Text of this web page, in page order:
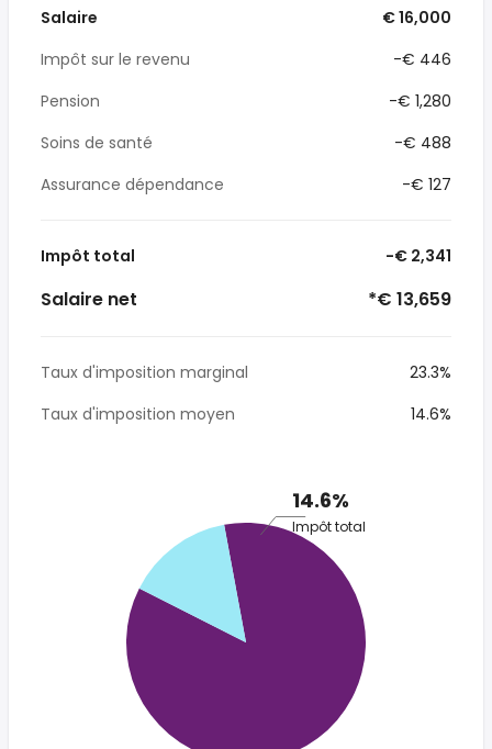
Salaire
€ 16,000
Impôt sur le revenu
-€ 446
Pension
-€ 1,280
Soins de santé
-€ 488
Assurance dépendance
-€ 127
Impôt total -€ 2,341
Salaire net *€ 13,659
Taux d'imposition marginal
23.3%
Taux d'imposition moyen
14.6%
14.6%
Impôt total